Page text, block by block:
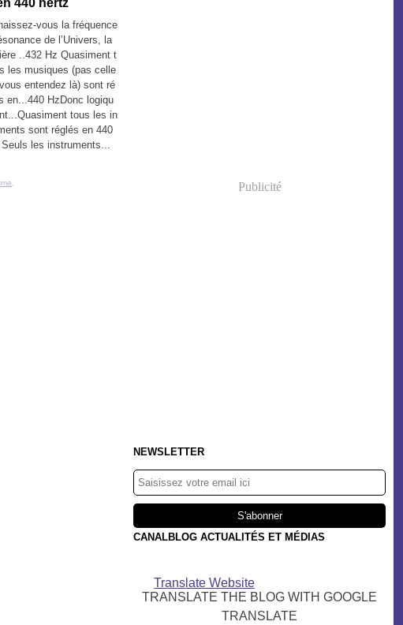
440 hertz
vous la fréquence
de l’Univers, la
..432 Hz Quasiment t
les musiques (pas celle
entendez là) sont ré
en...440 HzDonc logiqu
tous les in
sont réglés en 440
Seuls les instruments...
Publicité
NEWSLETTER
CANALBLOG ACTUALITÉS ET MÉDIAS
Translate Website
TRANSLATE THE BLOG WITH GOOGLE
TRANSLATE